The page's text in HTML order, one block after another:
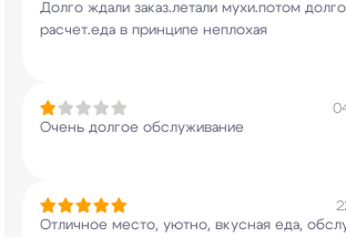
Долго ждали заказ.летали мухи.потом
расчет.еда в принципе неплохая
Очень долгое обслуживание
Отличное место, уютно, вкусная еда,